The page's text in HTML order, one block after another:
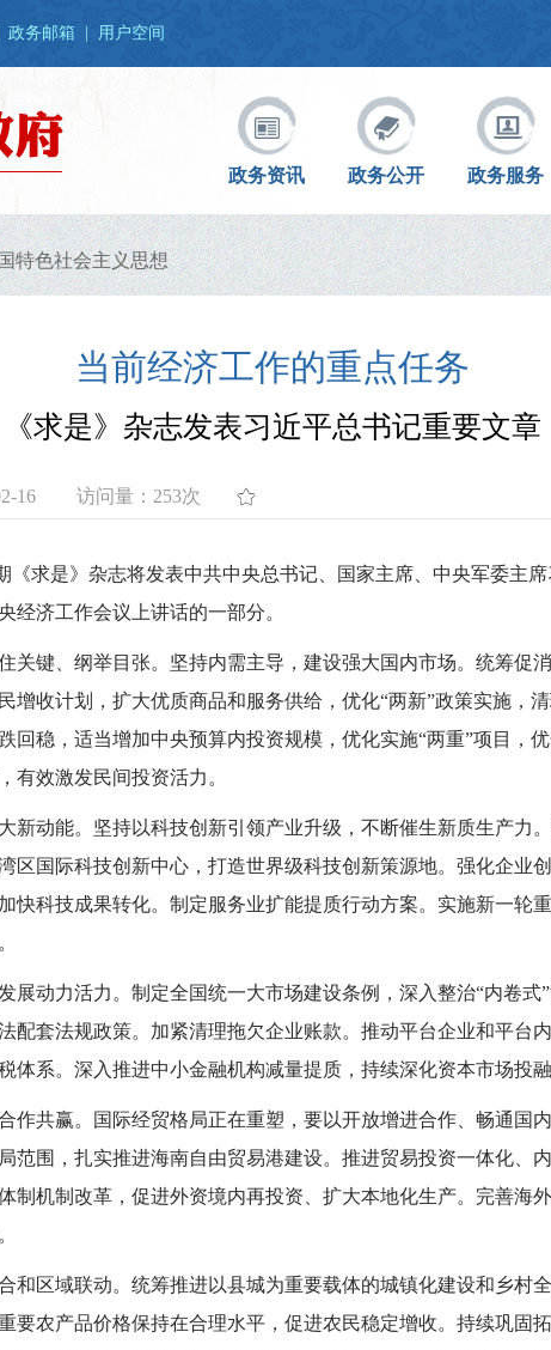
政务邮箱 用户空间
政务资讯 政务公开 政务服务
特色社会主义思想
当前经济工作的重点任务
《求是》杂志发表习近平总书记重要文章
16 访问量： 253次
《求是》杂志将发表中共中央总书记、国家主席、中央军委主
经济工作会议上讲话的一部分。
关键、纲举目张。坚持内需主导，建设强大国内市场。统筹促
增收计划，扩大优质商品和服务供给，优化“两新”政策实施，
回稳，适当增加中央预算内投资规模，优化实施“两重”项目，
有效激发民间投资活力。
新动能。坚持以科技创新引领产业升级，不断催生新质生产力
区国际科技创新中心，打造世界级科技创新策源地。强化企业
快科技成果转化。制定服务业扩能提质行动方案。实施新一轮
展动力活力。制定全国统一大市场建设条例，深入整治“内卷
配套法规政策。加紧清理拖欠企业账款。推动平台企业和平台
体系。深入推进中小金融机构减量提质，持续深化资本市场投融
作共赢。国际经贸格局正在重塑，要以开放增进合作、畅通国
范围，扎实推进海南自由贸易港建设。推进贸易投资一体化、
制机制改革，促进外资境内再投资、扩大本地化生产。完善海
和区域联动。统筹推进以县城为重要载体的城镇化建设和乡村
要农产品价格保持在合理水平，促进农民稳定增收。持续巩固